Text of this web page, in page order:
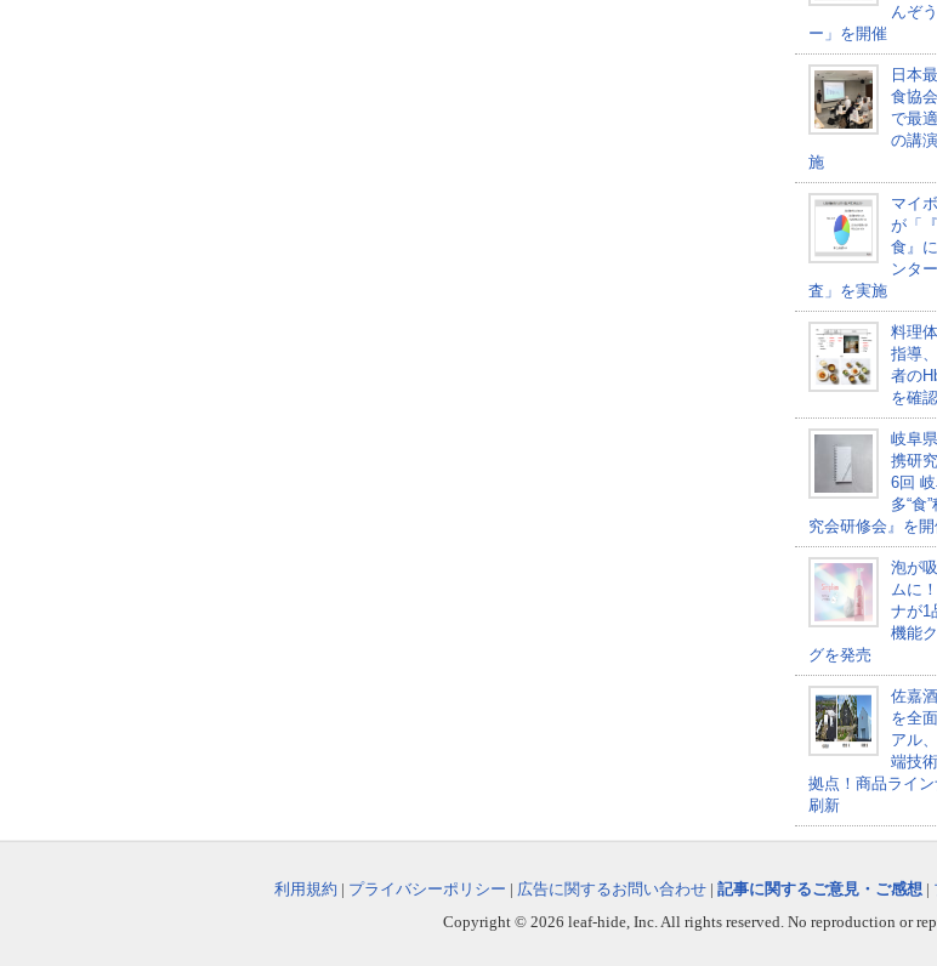
んぞ
ー」を開催
日本
食協
で最
の講
施
マイ
が「
食』
ンタ
査」を実施
料理
指導
者の
を確認
岐阜
携研
6回
多“食
究会研修会』を開
泡が
ムに
ナが1
機能
グを発売
佐嘉
を全
アル
端技
拠点！商品ライン
刷新
利用規約 | プライバシーポリシー | 広告に関するお問い合わせ | 記事に関するご意見・ご感想 |
Copyright © 2026 leaf-hide, Inc. All rights reserved. No reproduction or